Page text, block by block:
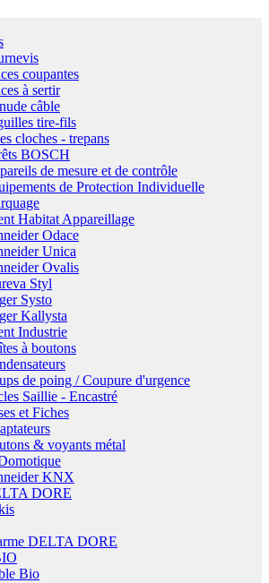
coupantes
à sertir
câble
tire-fils
cloches - trepans
BOSCH
de mesure et de contrôle
de Protection Individuelle
Habitat Appareillage
Odace
Unica
Ovalis
Styl
Systo
Kallysta
Industrie
à boutons
de poing / Coupure d'urgence
Saillie - Encastré
et Fiches
& voyants métal
KNX
DORE
DELTA DORE
Bio